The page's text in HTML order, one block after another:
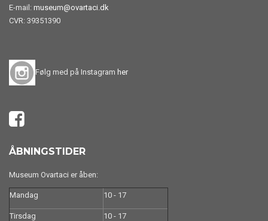
E-mail: museum@ovartaci.dk
CVR: 39351390
Følg med på Instagram her
ÅBNINGSTIDER
Museum Ovartaci er åben:
Mandag 10 - 17
Tirsdag 10 - 17